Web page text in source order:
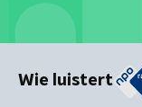
Wie luistert